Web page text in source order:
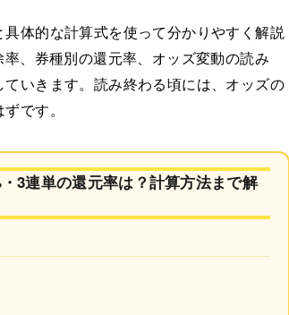
体的な計算式を使って分かりやすく解説
、券種別の還元率、オッズ変動の読み
いきます。読み終わる頃には、オッズの
です。
3連単の還元率は？計算方法まで解